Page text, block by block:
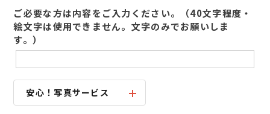
)
ご必要な方は内容をご入力ください。（40文字程度・
絵文字は使用できません。文字のみでお願いしま
す。）
安心！写真サービス